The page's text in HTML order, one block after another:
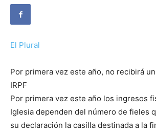
El Plural
Por primera vez este año, no recibirá
IRPF
Por primera vez este año los ingresos
Iglesia dependen del número de fieles
su declaración la casilla destinada a la